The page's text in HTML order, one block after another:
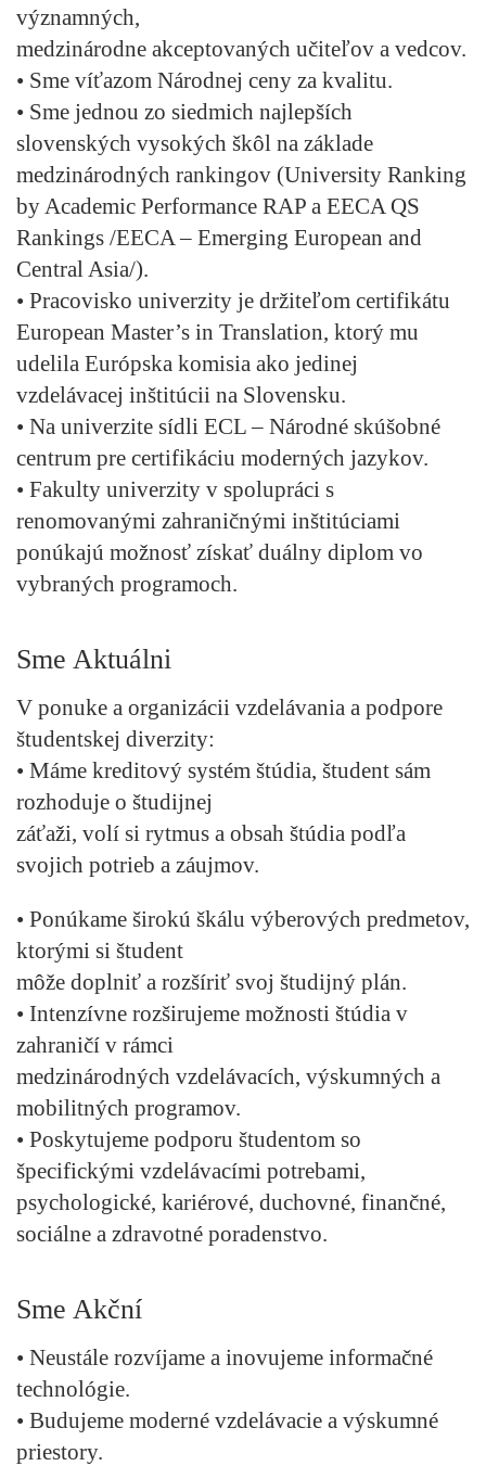
významných,
medzinárodne akceptovaných učiteľov a vedcov.
• Sme víťazom Národnej ceny za kvalitu.
• Sme jednou zo siedmich najlepších
slovenských vysokých škôl na základe
medzinárodných rankingov (University Ranking
by Academic Performance RAP a EECA QS
Rankings /EECA – Emerging European and
Central Asia/).
• Pracovisko univerzity je držiteľom certifikátu
European Master’s in Translation, ktorý mu
udelila Európska komisia ako jedinej
vzdelávacej inštitúcii na Slovensku.
• Na univerzite sídli ECL – Národné skúšobné
centrum pre certifikáciu moderných jazykov.
• Fakulty univerzity v spolupráci s
renomovanými zahraničnými inštitúciami
ponúkajú možnosť získať duálny diplom vo
vybraných programoch.
Sme Aktuálni
V ponuke a organizácii vzdelávania a podpore
študentskej diverzity:
• Máme kreditový systém štúdia, študent sám
rozhoduje o študijnej
záťaži, volí si rytmus a obsah štúdia podľa
svojich potrieb a záujmov.
• Ponúkame širokú škálu výberových predmetov,
ktorými si študent
môže doplniť a rozšíriť svoj študijný plán.
• Intenzívne rozširujeme možnosti štúdia v
zahraničí v rámci
medzinárodných vzdelávacích, výskumných a
mobilitných programov.
• Poskytujeme podporu študentom so
špecifickými vzdelávacími potrebami,
psychologické, kariérové, duchovné, finančné,
sociálne a zdravotné poradenstvo.
Sme Akční
• Neustále rozvíjame a inovujeme informačné
technológie.
• Budujeme moderné vzdelávacie a výskumné
priestory.